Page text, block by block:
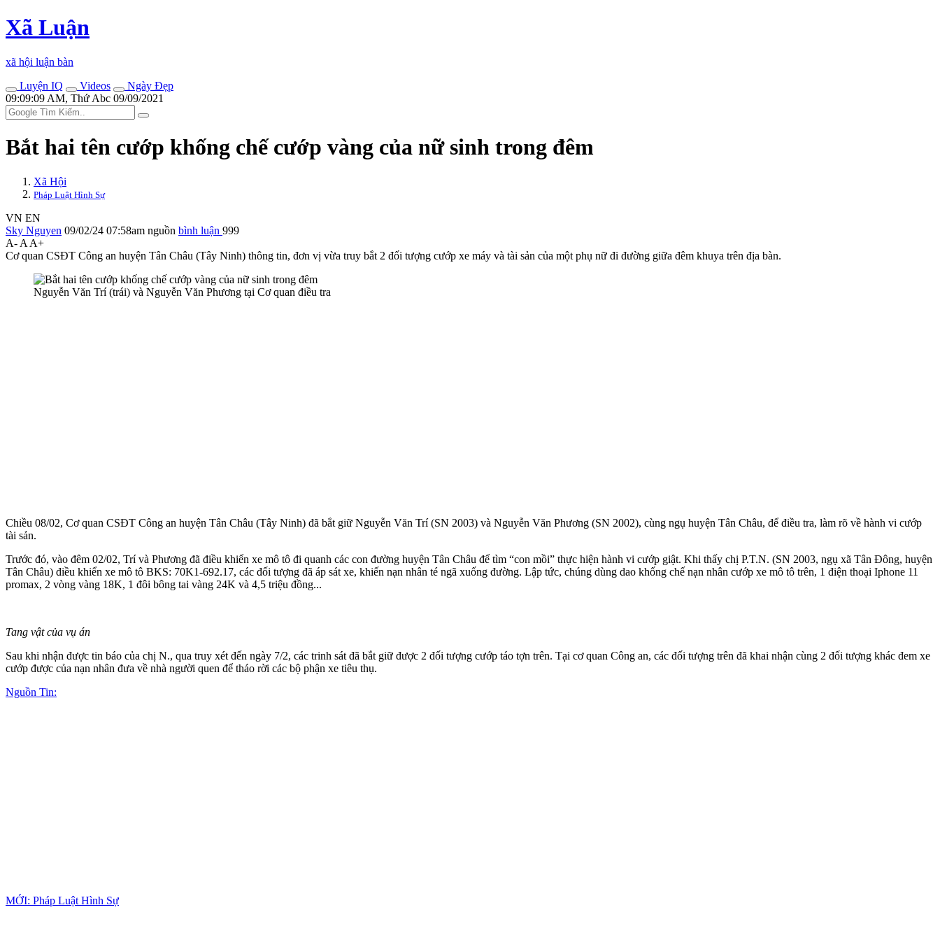
Xã Luận
xã hội luận bàn
Luyện IQ
Videos
Ngày Đẹp
09:09:09 AM, Thứ Abc 09/09/2021
Bắt hai tên cướp khống chế cướp vàng của nữ sinh trong đêm
Xã Hội
Pháp Luật Hình Sự
VN EN
Sky Nguyen 09/02/24 07:58am nguồn bình luận 999
A- A A+
Cơ quan CSĐT Công an huyện Tân Châu (Tây Ninh) thông tin, đơn vị vừa truy bắt 2 đối tượng cướp xe máy và tài sản của một phụ nữ đi đường giữa đêm khuya trên địa bàn.
Nguyễn Văn Trí (trái) và Nguyễn Văn Phương tại Cơ quan điều tra
Chiều 08/02, Cơ quan CSĐT Công an huyện Tân Châu (Tây Ninh) đã bắt giữ Nguyễn Văn Trí (SN 2003) và Nguyễn Văn Phương (SN 2002), cùng ngụ huyện Tân Châu, để điều tra, làm rõ về hành vi cướp
tài sản.
Trước đó, vào đêm 02/02, Trí và Phương đã điều khiển xe mô tô đi quanh các con đường huyện Tân Châu để tìm “con mồi” thực hiện hành vi cướp giật. Khi thấy chị P.T.N. (SN 2003, ngụ xã Tân Đông, huyện
Tân Châu) điều khiển xe mô tô BKS: 70K1-692.17, các đối tượng đã áp sát xe, khiến nạn nhân té ngã xuống đường. Lập tức, chúng dùng dao khống chế nạn nhân cướp xe mô tô trên, 1 điện thoại Iphone 11
promax, 2 vòng vàng 18K, 1 đôi bông tai vàng 24K và 4,5 triệu đồng...
Tang vật của vụ án
Sau khi nhận được tin báo của chị N., qua truy xét đến ngày 7/2, các trinh sát đã bắt giữ được 2 đối tượng cướp táo tợn trên. Tại cơ quan Công an, các đối tượng trên đã khai nhận cùng 2 đối tượng khác đem xe
cướp được của nạn nhân đưa về nhà người quen để tháo rời các bộ phận xe tiêu thụ.
Nguồn Tin:
MỚI: Pháp Luật Hình Sự